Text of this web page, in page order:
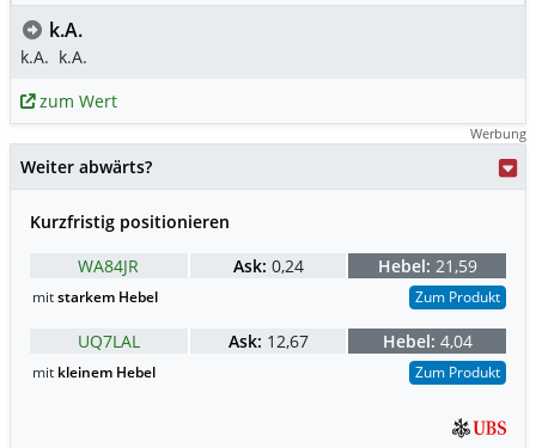
k.A.
k.A. k.A.
zum Wert
Werbung
Weiter abwärts?
Kurzfristig positionieren
WA84JR
Ask: 0,24 Hebel: 21,59
mitstarkem Hebel Zum Produkt
UQ7LAL Ask: 12,67 Hebel: 4,04
mit kleinem Hebel Zum Produkt